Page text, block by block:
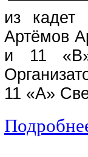
из
Артёмов
и 11 «В»
11 «А»